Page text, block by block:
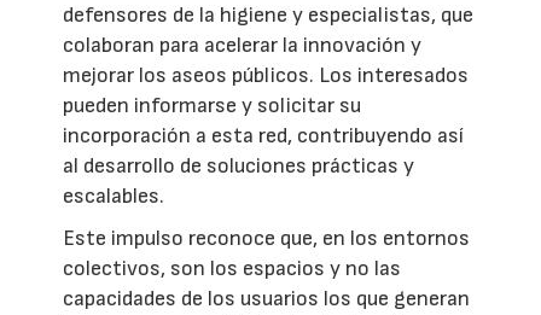
defensores de la higiene y especialistas, que
colaboran para acelerar la innovación y
mejorar los aseos públicos. Los interesados
pueden informarse y solicitar su
incorporación a esta red, contribuyendo así
al desarrollo de soluciones prácticas y
escalables.
Este impulso reconoce que, en los entornos
colectivos, son los espacios y no las
capacidades de los usuarios los que generan